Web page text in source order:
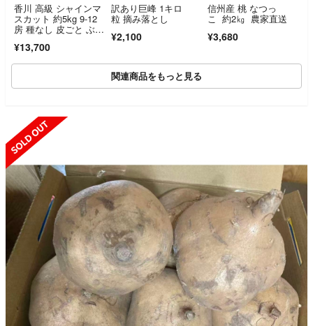
香川 高級 シャインマ
スカット 約5kg 9-12
房 種なし 皮ごと ぶど
¥13,700
訳あり巨峰 1キロ
粒 摘み落とし
¥2,100
信州産 桃 なつっ
こ 約2㎏ 農家直送
¥3,680
関連商品をもっと見る